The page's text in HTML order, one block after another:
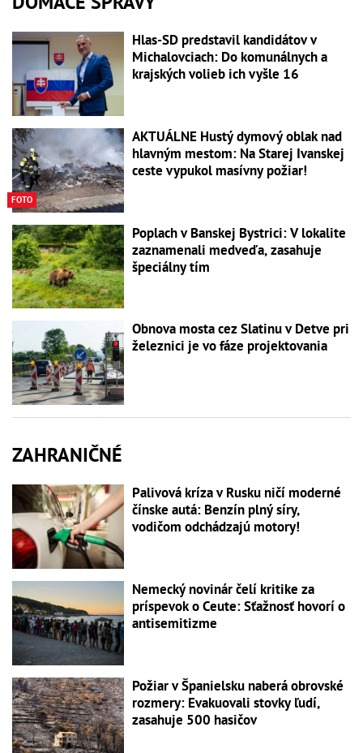
Hlas-SD predstavil kandidátov v
Michalovciach: Do komunálnych a
krajských volieb ich vyšle 16
FOTO
AKTUÁLNE Hustý dymový oblak nad
hlavným mestom: Na Starej Ivanskej
ceste vypukol masívny požiar!
Poplach v Banskej Bystrici: V lokalite
zaznamenali medveďa, zasahuje
špeciálny tím
Obnova mosta cez Slatinu v Detve pri
železnici je vo fáze projektovania
ZAHRANIČNÉ
Palivová kríza v Rusku ničí moderné
čínske autá: Benzín plný síry,
vodičom odchádzajú motory!
Nemecký novinár čelí kritike za
príspevok o Ceute: Sťažnosť hovorí o
antisemitizme
Požiar v Španielsku naberá obrovské
rozmery: Evakuovali stovky ľudí,
zasahuje 500 hasičov